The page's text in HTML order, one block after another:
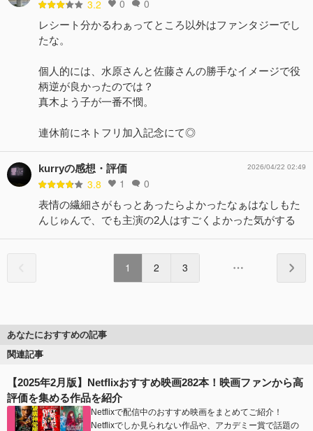
3.2 0 0
レシート分かるわぁってところ以外はファンタジーでし
たな。
個人的には、水原さんと佐藤さんの勝手なイメージで役
柄逆が良かったのでは？
真木よう子が一番不憫。
連休前にネトフリ加入記念にて◎
kurryの感想・評価
3.8 1 0
2026/04/22 02:49
表情の繊細さがもっとあったらよかったなぁはなしもた
んじゅんで、でも主演の2人はすごくよかった気がする
1 2 3
あなたにおすすめの記事
関連記事
【2025年2月版】Netflixおすすめ映画282本！映画ファンから高
評価を集める作品を紹介
Netflixで配信中のおすすめ映画をまとめてご紹介！
Netflixでしか見られない作品や、アカデミー賞で話題の